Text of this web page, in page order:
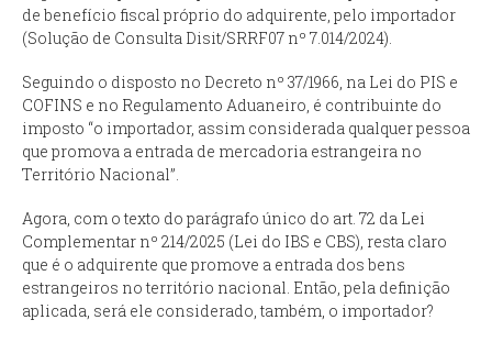
de benefício fiscal próprio do adquirente, pelo importador
(Solução de Consulta Disit/SRRF07 nº 7.014/2024).
Seguindo o disposto no Decreto nº 37/1966, na Lei do PIS e
COFINS e no Regulamento Aduaneiro, é contribuinte do
imposto “o importador, assim considerada qualquer pessoa
que promova a entrada de mercadoria estrangeira no
Território Nacional”.
Agora, com o texto do parágrafo único do art. 72 da Lei
Complementar nº 214/2025 (Lei do IBS e CBS), resta claro
que é o adquirente que promove a entrada dos bens
estrangeiros no território nacional. Então, pela definição
aplicada, será ele considerado, também, o importador?